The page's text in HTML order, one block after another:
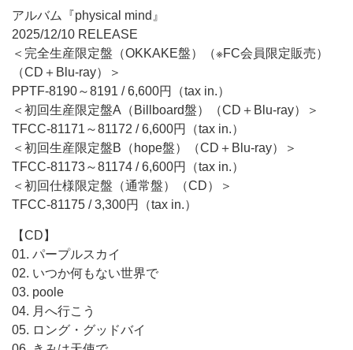
アルバム『physical mind』
2025/12/10 RELEASE
＜完全生産限定盤（OKKAKE盤）（※FC会員限定販売）
（CD＋Blu-ray）＞
PPTF-8190～8191 / 6,600円（tax in.）
＜初回生産限定盤A（Billboard盤）（CD＋Blu-ray）＞
TFCC-81171～81172 / 6,600円（tax in.）
＜初回生産限定盤B（hope盤）（CD＋Blu-ray）＞
TFCC-81173～81174 / 6,600円（tax in.）
＜初回仕様限定盤（通常盤）（CD）＞
TFCC-81175 / 3,300円（tax in.）
【CD】
01. パープルスカイ
02. いつか何もない世界で
03. poole
04. 月へ行こう
05. ロング・グッドバイ